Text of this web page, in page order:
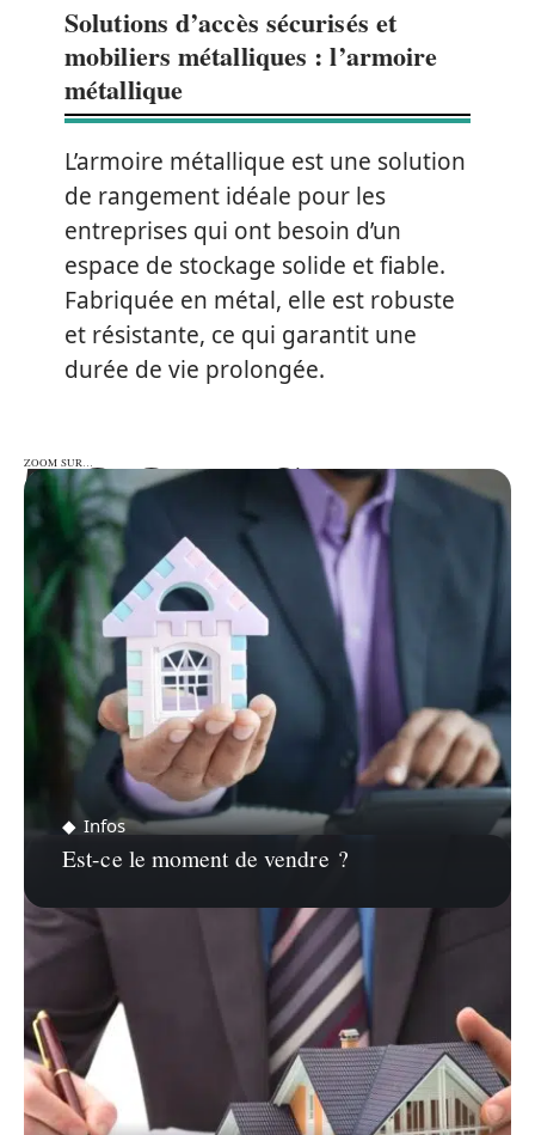
Solutions d’accès sécurisés et
mobiliers métalliques : l’armoire
métallique
L’armoire métallique est une solution
de rangement idéale pour les
entreprises qui ont besoin d’un
espace de stockage solide et fiable.
Fabriquée en métal, elle est robuste
et résistante, ce qui garantit une
durée de vie prolongée.
ZOOM SUR…
ZOOM SUR…
Infos
Est-ce le moment de vendre ?